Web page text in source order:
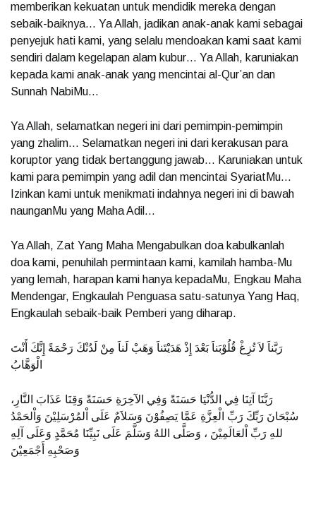
memberikan kekuatan untuk mendidik mereka dengan
sebaik-baiknya… Ya Allah, jadikan anak-anak kami sebagai
penyejuk hati kami, yang selalu mendoakan kami saat kami
sendiri dalam kegelapan alam kubur… Ya Allah, karuniakan
kepada kami anak-anak yang mencintai al-Qur’an dan
Sunnah NabiMu…
Ya Allah, selamatkan negeri ini dari pemimpin-pemimpin
yang zhalim… Selamatkan negeri ini dari kerakusan para
koruptor yang tidak bertanggung jawab… Karuniakan untuk
kami para pemimpin yang adil dan mencintai SyariatMu…
Izinkan kami untuk menikmati indahnya negeri ini di bawah
naunganMu yang Maha Adil…
Ya Allah, Zat Yang Maha Mengabulkan doa kabulkanlah
doa kami, penuhilah permintaan kami, kamilah hamba-Mu
yang lemah, harapan kami hanya kepadaMu, Engkau Maha
Mendengar, Engkaulah Penguasa satu-satunya Yang Haq,
Engkaulah sebaik-baik Pemberi yang diharap.
رَبَّناَ لاَ تُزِغْ قُلُوْبَناَ بَعْدَ إِذْ هَدَيْتَناَ وَهَبْ لَناَ مِنْ لَدُنْكَ رَحْمَةً إِنَّكَ أَنْتَ
الْوَهَّابُ
رَبَّنَا آتِنَا فِي الدُّنْيَا حَسَنَةً وَفِي الآخِرَةِ حَسَنَةً وَقِنَا عَذَابَ النَّارِ،
سُبْحَانَ رَبِّكَ رَبِّ الْعِزَّةِ عَمَّا يَصِفُوْنَ وَسَلاَمٌ عَلَى اْلمُرْسَلِيْنَ وَاْلحَمْدُ
للهِ رَبِّ اْلعَالَمِيْنَ ، وَصَلَّى اللهُ وَسَلَّمَ عَلَى نَبِيِّنَا مُحَمَّدٍ وَعَلَى آلِهِ
وَصَحْبِهِ أَجْمَعِيْنَ